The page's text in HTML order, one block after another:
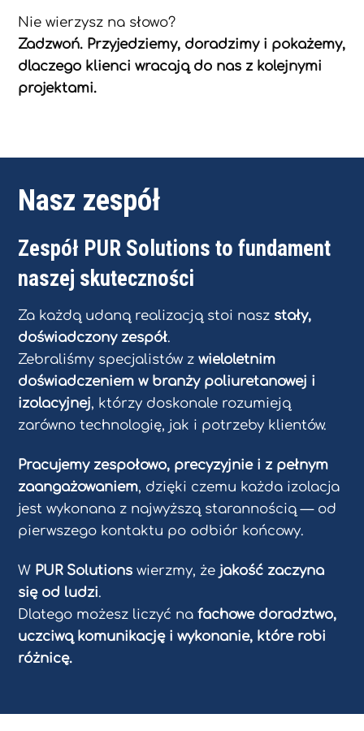
Nie wierzysz na słowo?
Zadzwoń. Przyjedziemy, doradzimy i pokażemy,
dlaczego klienci wracają do nas z kolejnymi
projektami.
Nasz zespół
Zespół PUR Solutions to fundament
naszej skuteczności
Za każdą udaną realizacją stoi nasz stały,
doświadczony zespół.
Zebraliśmy specjalistów zwieloletnim
doświadczeniem w branży poliuretanowej i
izolacyjnej, którzy doskonale rozumieją
zarówno technologię, jak i potrzeby klientów.
Pracujemy zespołowo, precyzyjnie i z pełnym
zaangażowaniem, dzięki czemu każda izolacja
jest wykonana z najwyższą starannością — od
pierwszego kontaktu po odbiór końcowy.
W PUR Solutions wierzmy, że jakość zaczyna
się od ludzi.
Dlatego możesz liczyć nafachowe doradztwo,
uczciwą komunikację i wykonanie, które robi
różnicę.